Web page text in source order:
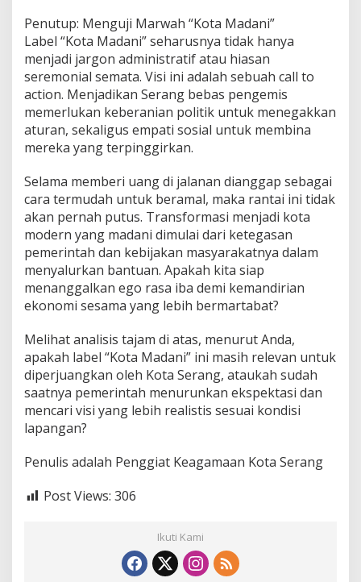
Penutup: Menguji Marwah “Kota Madani”
Label “Kota Madani” seharusnya tidak hanya
menjadi jargon administratif atau hiasan
seremonial semata. Visi ini adalah sebuah call to
action. Menjadikan Serang bebas pengemis
memerlukan keberanian politik untuk menegakkan
aturan, sekaligus empati sosial untuk membina
mereka yang terpinggirkan.
Selama memberi uang di jalanan dianggap sebagai
cara termudah untuk beramal, maka rantai ini tidak
akan pernah putus. Transformasi menjadi kota
modern yang madani dimulai dari ketegasan
pemerintah dan kebijakan masyarakatnya dalam
menyalurkan bantuan. Apakah kita siap
menanggalkan ego rasa iba demi kemandirian
ekonomi sesama yang lebih bermartabat?
Melihat analisis tajam di atas, menurut Anda,
apakah label “Kota Madani” ini masih relevan untuk
diperjuangkan oleh Kota Serang, ataukah sudah
saatnya pemerintah menurunkan ekspektasi dan
mencari visi yang lebih realistis sesuai kondisi
lapangan?
Penulis adalah Penggiat Keagamaan Kota Serang
Post Views: 306
Ikuti Kami